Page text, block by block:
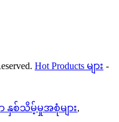
Hot Products များ -
နှစ်သိမ့်မှုအစုံများ,